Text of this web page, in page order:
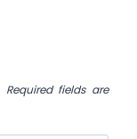
Required fields are